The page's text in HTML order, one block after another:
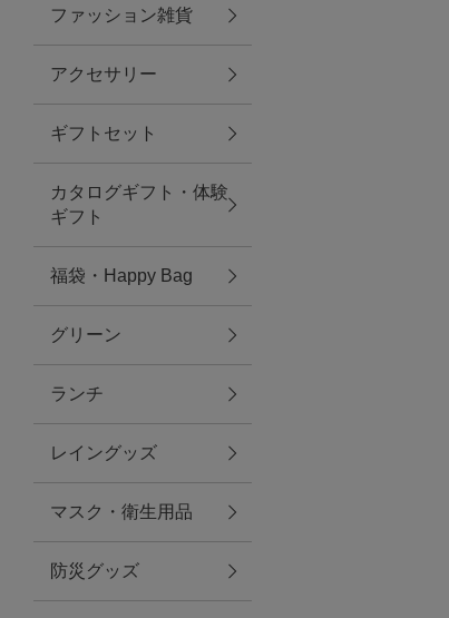
バス＆ビューティー
タオル
ウエア＆バッグ
ウエア
レイングッズ
アクセサリー
ファッション雑貨
ファッショングッズ
スマホケース・アクセサリー
ポーチ
ファッション雑貨
アクセサリー
ギフトセット
カタログギフト・体験
ギフト
福袋・Happy Bag
グリーン
ランチ
レイングッズ
マスク・衛生用品
防災グッズ